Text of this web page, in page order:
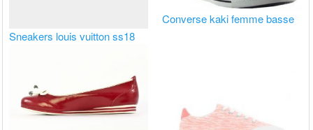
Sneakers louis vuitton ss18
Converse kaki femme basse